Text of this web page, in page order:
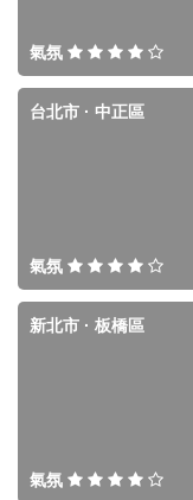
氣氛
台北市 · 中正區
氣氛
新北市 · 板橋區
氣氛